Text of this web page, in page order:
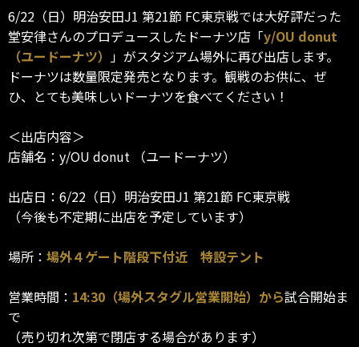
6/22（日）明治安田J1 第21節 FC東京戦では大好評だった
堂安律さんのプロデュースしたドーナツ店「y/OU donut
（ユードーナツ） 」がスタジアム場外に再び出店します。
ドーナツは数量限定発売となります。観戦のお供に、ぜ
ひ、とても美味しいドーナツを食べてください！
＜出店内容＞
店舗名：y/OU donut （ユードーナツ）
出店日：6/22（日）明治安田J1 第21節 FC東京戦
（今後も不定期に出店を予定しています）
場所： 場外４ゲート階段下付近 特設テント
営業時間： 14:30（場外スタグル営業開始）から試合開始ま
で
（売り切れ次第で閉店する場合があります）